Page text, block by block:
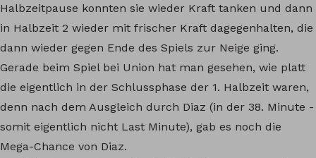
Halbzeitpause konnten sie wieder Kraft tanken und dann
in Halbzeit 2 wieder mit frischer Kraft dagegenhalten, die
dann wieder gegen Ende des Spiels zur Neige ging.
Gerade beim Spiel bei Union hat man gesehen, wie platt
die eigentlich in der Schlussphase der 1. Halbzeit waren,
denn nach dem Ausgleich durch Diaz (in der 38. Minute -
somit eigentlich nicht Last Minute), gab es noch die
Mega-Chance von Diaz.